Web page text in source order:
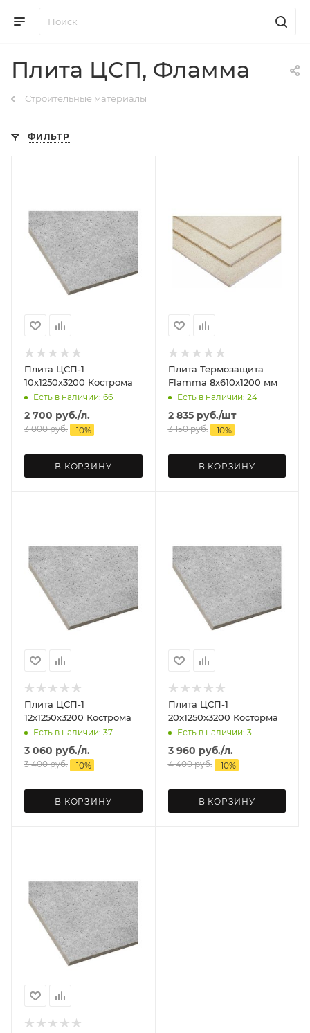
Плита ЦСП, Фламма
Строительные материалы
ФИЛЬТР
Плита ЦСП-1
10х1250х3200 Кострома
Есть в наличии: 66
2 700 руб./л.
3 000руб. -10%
В КОРЗИНУ
Плита Термозащита
Flamma 8х610х1200 мм
Есть в наличии: 24
2 835руб./шт
3 150руб. -10%
В КОРЗИНУ
Плита ЦСП-1
12х1250х3200 Кострома
Есть в наличии: 37
3 060 руб./л.
3 400руб. -10%
В КОРЗИНУ
Плита ЦСП-1
20х1250х3200 Косторма
Есть в наличии: 3
3 960 руб./л.
4 400руб. -10%
В КОРЗИНУ